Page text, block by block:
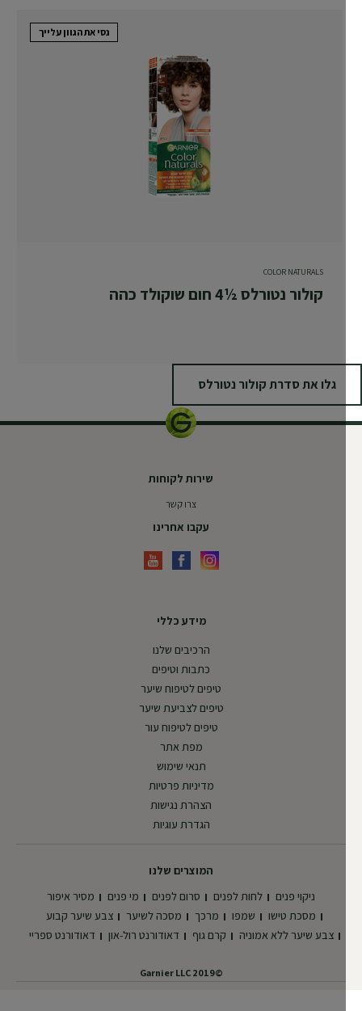
נסי את הגוון עלייך
COLOR NATURALS
קולור נטורלס ½4 חום שוקולד כהה
גלו את סדרת קולור נטורלס
המוצרים שלנו
ניקוי פנים
לחות לפנים סרום לפנים מי פנים
מסיר איפור
מסכת טישו
שמפו מרכך מסכה לשיער
צבע שיער קבוע
צבע שיער ללא אמוניה
קרם גוף דאודורנט רול-און דאודורנט ספריי
מידע כללי
הרכיבים שלנו
כתבות וטיפים
טיפים לטיפוח שיער
טיפים לצביעת שיער
טיפים לטיפוח עור
מפת אתר
תנאי שימוש
מדיניות פרטיות
הצהרת נגישות
הגדרת עוגיות
שירות לקוחות
צרו קשר
עקבו אחרינו